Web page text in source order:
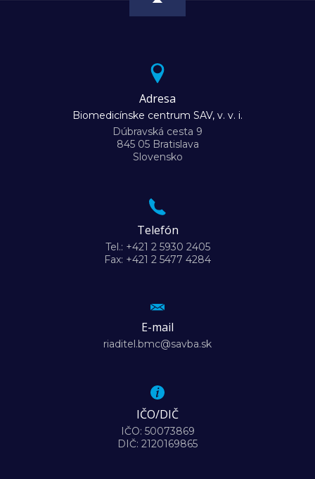
Adresa
Biomedicínske centrum SAV, v. v. i.
Dúbravská cesta 9
845 05 Bratislava
Slovensko
Telefón
Tel.: +421 2 5930 2405
Fax: +421 2 5477 4284
E-mail
riaditel.bmc@savba.sk
IČO/DIČ
IČO: 50073869
DIČ: 2120169865